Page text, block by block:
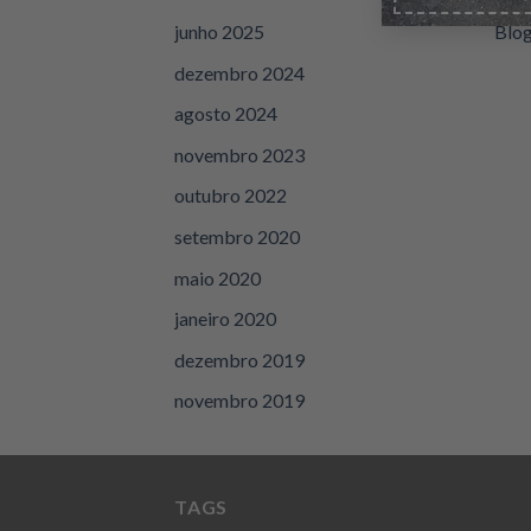
junho 2025
dezembro 2024
agosto 2024
novembro 2023
outubro 2022
setembro 2020
maio 2020
janeiro 2020
dezembro 2019
novembro 2019
TAGS